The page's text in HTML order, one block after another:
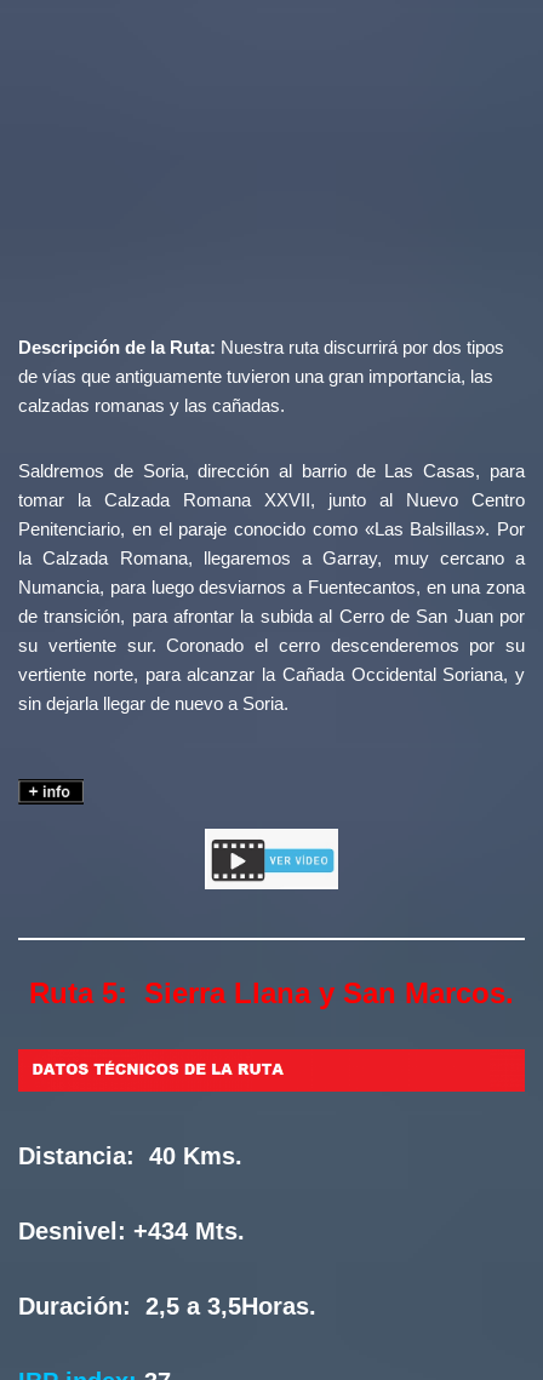
Descripción de la Ruta: Nuestra ruta discurrirá por dos tipos
de vías que antiguamente tuvieron una gran importancia, las
calzadas romanas y las cañadas.
Saldremos de Soria, dirección al barrio de Las Casas, para
tomar la Calzada Romana XXVII, junto al Nuevo Centro
Penitenciario, en el paraje conocido como «Las Balsillas». Por
la Calzada Romana, llegaremos a Garray, muy cercano a
Numancia, para luego desviarnos a Fuentecantos, en una zona
de transición, para afrontar la subida al Cerro de San Juan por
su vertiente sur. Coronado el cerro descenderemos por su
vertiente norte, para alcanzar la Cañada Occidental Soriana, y
sin dejarla llegar de nuevo a Soria.
Ruta 5: Sierra Llana y San Marcos.
Distancia: 40 Kms.
Desnivel: +434 Mts.
Duración: 2,5 a 3,5Horas.